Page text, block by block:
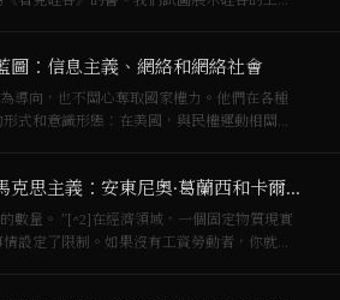
…
圖：信息主義、網絡和網絡社會
導向，也不關心奪取國家權力。他們在各種
式和意識形態：在美國，與民權運動相關
了他們）；反對…
走向社會學馬克思主義：安東尼奧·葛蘭西和卡爾·波蘭尼的互補匯聚（三）
數量。 ”[^2]在經濟領域，一個固定物質現實
設定了限制。如果沒有工資勞動者，你就無